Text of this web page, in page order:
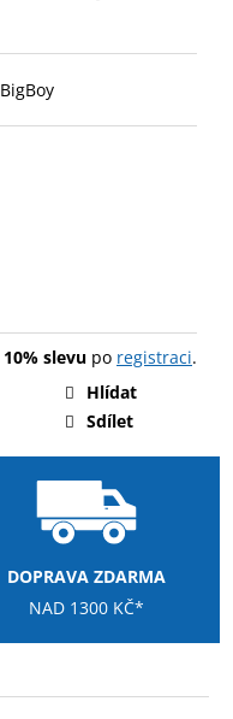
BigBoy
10% slevu po registraci.
Hlídat
Sdílet
DOPRAVA ZDARMA
NAD 1300 KČ*